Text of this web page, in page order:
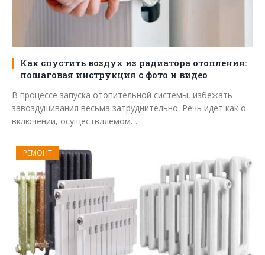
Как спустить воздух из радиатора отопления:
пошаговая инструкция с фото и видео
В процессе запуска отопительной системы, избежать
завоздушивания весьма затруднительно. Речь идет как о
включении, осуществляемом…
РЕМОНТ